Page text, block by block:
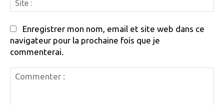
:
Enregistrer mon nom, email et site web dans ce
navigateur pour la prochaine fois que je
commenterai.